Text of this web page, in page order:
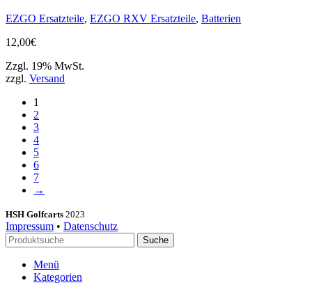
EZGO Ersatzteile, EZGO RXV Ersatzteile, Batterien
12,00€
Zzgl. 19% MwSt.
zzgl. Versand
1
2
3
4
5
6
7
→
HSH Golfcarts 2023
Impressum • Datenschutz
Suche
Menü
Kategorien